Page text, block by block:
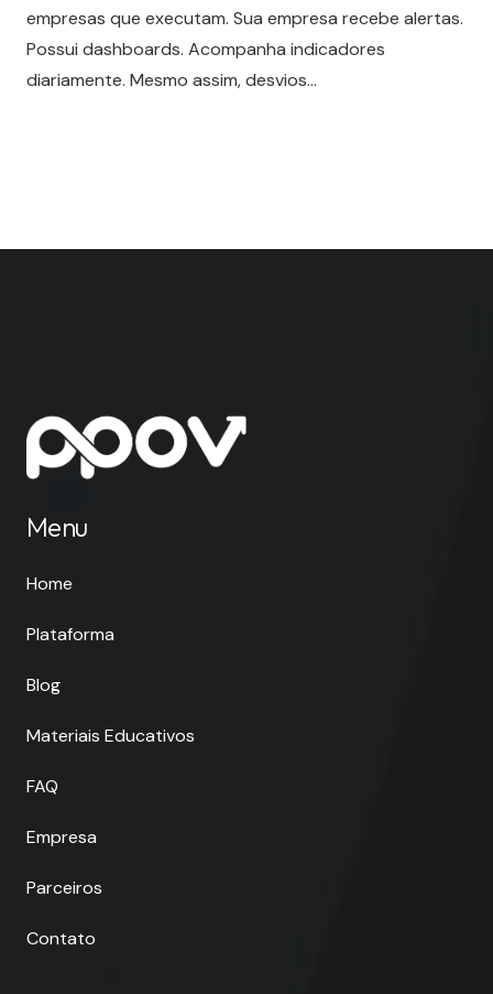
empresas que executam. Sua empresa recebe alertas.
Possui dashboards. Acompanha indicadores
diariamente. Mesmo assim, desvios…
Menu
Home
Plataforma
Blog
Materiais Educativos
FAQ
Empresa
Parceiros
Contato